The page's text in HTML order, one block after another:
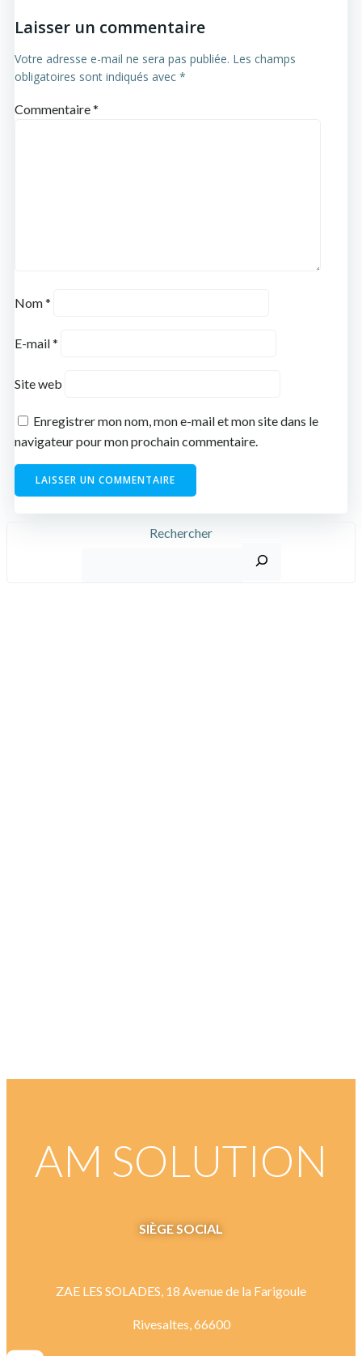
Laisser un commentaire
Votre adresse e-mail ne sera pas publiée. Les champs
obligatoires sont indiqués avec *
Commentaire*
Nom*
E-mail*
Site web
Enregistrer mon nom, mon e-mail et mon site dans le
navigateur pour mon prochain commentaire.
Rechercher
AM SOLUTION
SIÈGESOCIAL
ZAE LES SOLADES, 18 Avenue de la Farigoule
Rivesaltes, 66600